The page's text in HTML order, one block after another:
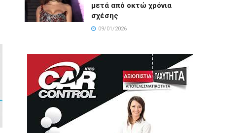
μετά από οκτώ χρόνια
σχέσης
09/01/2026